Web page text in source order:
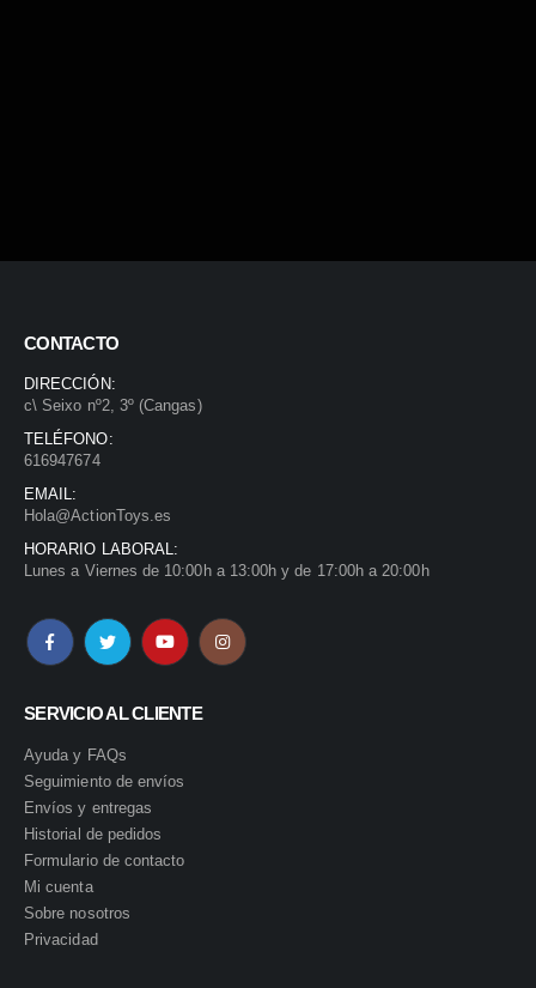
CONTACTO
DIRECCIÓN:
c\ Seixo nº2, 3º (Cangas)
TELÉFONO:
616947674
EMAIL:
Hola@ActionToys.es
HORARIO LABORAL:
Lunes a Viernes de 10:00h a 13:00h y de 17:00h a 20:00h
SERVICIO AL CLIENTE
Ayuda y FAQs
Seguimiento de envíos
Envíos y entregas
Historial de pedidos
Formulario de contacto
Mi cuenta
Sobre nosotros
Privacidad